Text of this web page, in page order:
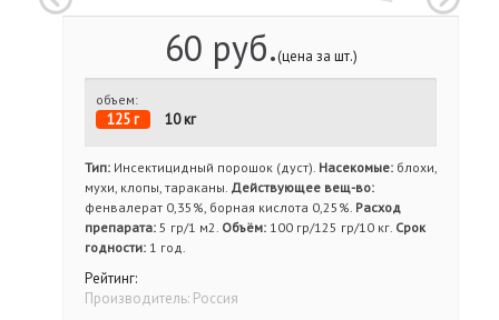
60 руб.(цена за шт.)
объем:
125 г 10 кг
Тип: Инсектицидный порошок (дуст). Насекомые: блохи,
мухи, клопы, тараканы. Действующее вещ-во:
фенвалерат 0,35%, борная кислота 0,25%. Расход
препарата: 5 гр/1 м2. Объём: 100 гр/125 гр/10 кг. Срок
годности: 1 год.
Рейтинг:
Производитель: Россия